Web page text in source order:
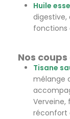
Huile
digestive,
fonctions
Nos
Tisane
mélange
Verveine,
réconfort